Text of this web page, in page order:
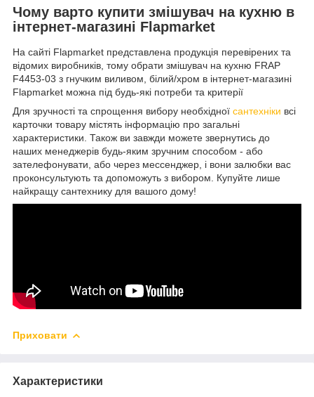
Чому варто купити змішувач на кухню в
інтернет-магазині Flapmarket
На сайті Flapmarket представлена продукція перевірених та
відомих виробників, тому обрати змішувач на кухню FRAP
F4453-03 з гнучким виливом, білий/хром в інтернет-магазині
Flapmarket можна під будь-які потреби та критерії
Для зручності та спрощення вибору необхідної сантехніки всі
карточки товару містять інформацію про загальні
характеристики. Також ви завжди можете звернутись до
наших менеджерів будь-яким зручним способом - або
зателефонувати, або через мессенджер, і вони залюбки вас
проконсультують та допоможуть з вибором. Купуйте лише
найкращу сантехнику для вашого дому!
Приховати
Характеристики